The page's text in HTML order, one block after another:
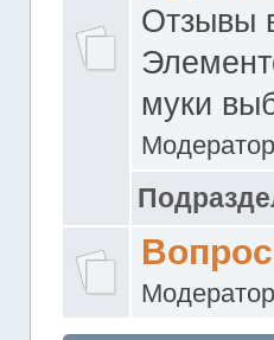
Отзывы
муки